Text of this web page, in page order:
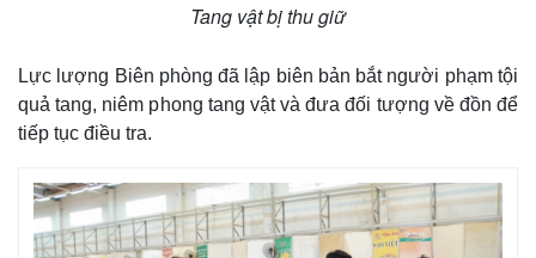
Thế giới
Multimedia
Tang vật bị thu giữ
Lực lượng Biên phòng đã lập biên bản bắt người phạm tội
quả tang, niêm phong tang vật và đưa đối tượng về đồn để
tiếp tục điều tra.